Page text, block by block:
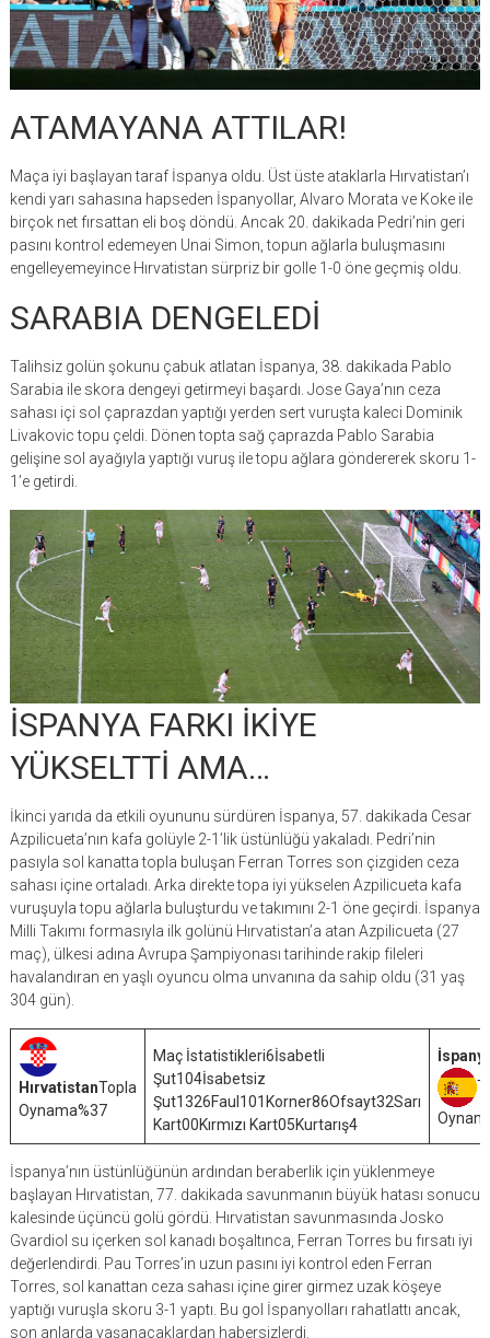
ATAMAYANA ATTILAR!
Maça iyi başlayan taraf İspanya oldu. Üst üste ataklarla Hırvatistan’ı
kendi yarı sahasına hapseden İspanyollar, Alvaro Morata ve Koke ile
birçok net fırsattan eli boş döndü. Ancak 20. dakikada Pedri’nin geri
pasını kontrol edemeyen Unai Simon, topun ağlarla buluşmasını
engelleyemeyince Hırvatistan sürpriz bir golle 1-0 öne geçmiş oldu.
SARABIA DENGELEDİ
Talihsiz golün şokunu çabuk atlatan İspanya, 38. dakikada Pablo
Sarabia ile skora dengeyi getirmeyi başardı. Jose Gaya’nın ceza
sahası içi sol çaprazdan yaptığı yerden sert vuruşta kaleci Dominik
Livakovic topu çeldi. Dönen topta sağ çaprazda Pablo Sarabia
gelişine sol ayağıyla yaptığı vuruş ile topu ağlara göndererek skoru 1-
1’e getirdi.
İSPANYA FARKI İKİYE
YÜKSELTTİ AMA…
İkinci yarıda da etkili oyununu sürdüren İspanya, 57. dakikada Cesar
Azpilicueta’nın kafa golüyle 2-1’lik üstünlüğü yakaladı. Pedri’nin
pasıyla sol kanatta topla buluşan Ferran Torres son çizgiden ceza
sahası içine ortaladı. Arka direkte topa iyi yükselen Azpilicueta kafa
vuruşuyla topu ağlarla buluşturdu ve takımını 2-1 öne geçirdi. İspanya
Milli Takımı formasıyla ilk golünü Hırvatistan’a atan Azpilicueta (27
maç), ülkesi adına Avrupa Şampiyonası tarihinde rakip fileleri
havalandıran en yaşlı oyuncu olma unvanına da sahip oldu (31 yaş
304 gün).
HırvatistanTopla
Oynama%37
Maç İstatistikleri6İsabetli
Şut104İsabetsiz
Şut1326Faul101Korner86Ofsayt32Sarı
Kart00Kırmızı Kart05Kurtarış4
İspanya’nın üstünlüğünün ardından beraberlik için yüklenmeye
başlayan Hırvatistan, 77. dakikada savunmanın büyük hatası sonucu
kalesinde üçüncü golü gördü. Hırvatistan savunmasında Josko
Gvardiol su içerken sol kanadı boşaltınca, Ferran Torres bu fırsatı iyi
değerlendirdi. Pau Torres’in uzun pasını iyi kontrol eden Ferran
Torres, sol kanattan ceza sahası içine girer girmez uzak köşeye
yaptığı vuruşla skoru 3-1 yaptı. Bu gol İspanyolları rahatlattı ancak,
son anlarda yaşanacaklardan habersizlerdi.